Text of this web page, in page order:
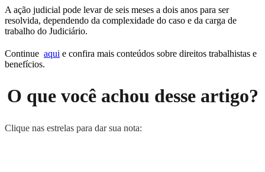
A ação judicial pode levar de seis meses a dois anos para ser
resolvida, dependendo da complexidade do caso e da carga de
trabalho do Judiciário.
Continue aqui e confira mais conteúdos sobre direitos trabalhistas e
benefícios.
O que você achou desse artigo?
Clique nas estrelas para dar sua nota: